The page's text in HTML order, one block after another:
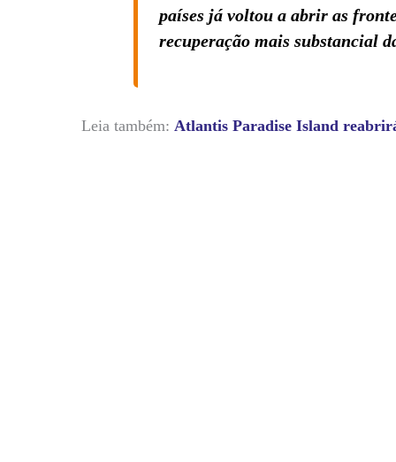
países já voltou a abrir as
recuperação mais substancial
Leia também: Atlantis Paradise Island